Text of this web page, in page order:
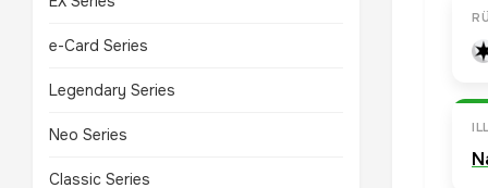
e-Card Series
Legendary Series
Neo Series
Classic Series